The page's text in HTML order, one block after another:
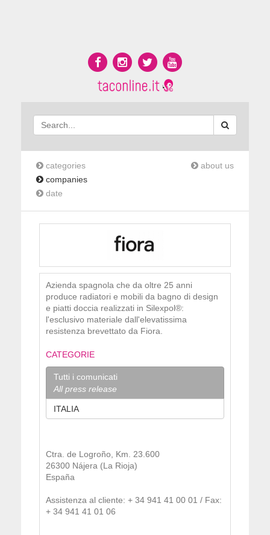
categories
companies
date
about us
Azienda spagnola che da oltre 25 anni
produce radiatori e mobili da bagno di design
e piatti doccia realizzati in Silexpol®:
l'esclusivo materiale dall'elevatissima
resistenza brevettato da Fiora.
CATEGORIE
Tutti i comunicati
All press release
ITALIA
Ctra. de Logroño, Km. 23.600
26300 Nájera (La Rioja)
España
Assistenza al cliente: + 34 941 41 00 01 / Fax:
+ 34 941 41 01 06